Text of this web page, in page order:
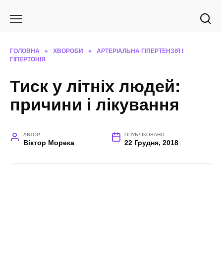
ГОЛОВНА » ХВОРОБИ »
АРТЕРІАЛЬНА ГІПЕРТЕНЗІЯ І
ГІПЕРТОНІЯ
Тиск у літніх людей:
причини і лікування
АВТОР
Віктор Морека
ОПУБЛІКОВАНО
22 Грудня, 2018